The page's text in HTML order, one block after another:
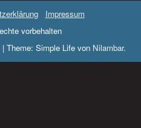
Impressum
vorbehalten
| Theme: Simple Life von Nilambar.